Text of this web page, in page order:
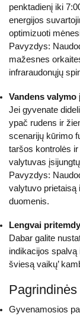
penktadienį iki
energijos
optimizuoti
Pavyzdys:
mažesnes
infraraudonųjų
Vandens
Jei gyvenate
ypač rudens ir
scenarijų kūrimo
taršos kontrolės
valytuvas
Pavyzdys:
valytuvo prietaisą
duomenis.
Lengvai
Dabar galite
indikacijos spalvą
šviesą vaikų’
Gyvenamosios